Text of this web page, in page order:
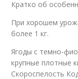
Кратко об
При хорошем
более 1 кг.
Ягоды с темно-
крупные плотные
Скороспелость